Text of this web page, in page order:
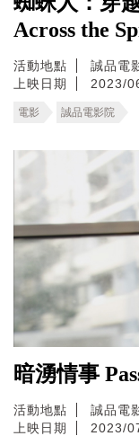
Across the
活動地點
誠品電
上映日期
2023/
電影 誠品電影院
暗湧情事
活動地點
誠品電
上映日期
2023/